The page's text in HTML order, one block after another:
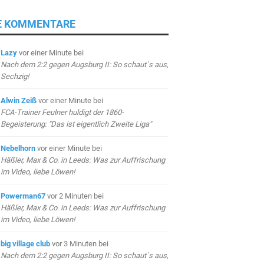
KOMMENTARE
Lazy vor einer Minutebei
Nach dem 2:2 gegen Augsburg II: So schaut`s aus,
Sechzig!
Alwin Zeiß vor einer Minutebei
FCA-Trainer Feulner huldigt der 1860-
Begeisterung: "Das ist eigentlich Zweite Liga"
Nebelhorn vor einer Minutebei
Häßler, Max & Co. in Leeds: Was zur Auffrischung
im Video, liebe Löwen!
Powerman67 vor 2 Minuten bei
Häßler, Max & Co. in Leeds: Was zur Auffrischung
im Video, liebe Löwen!
big village club vor 3 Minuten bei
Nach dem 2:2 gegen Augsburg II: So schaut`s aus,